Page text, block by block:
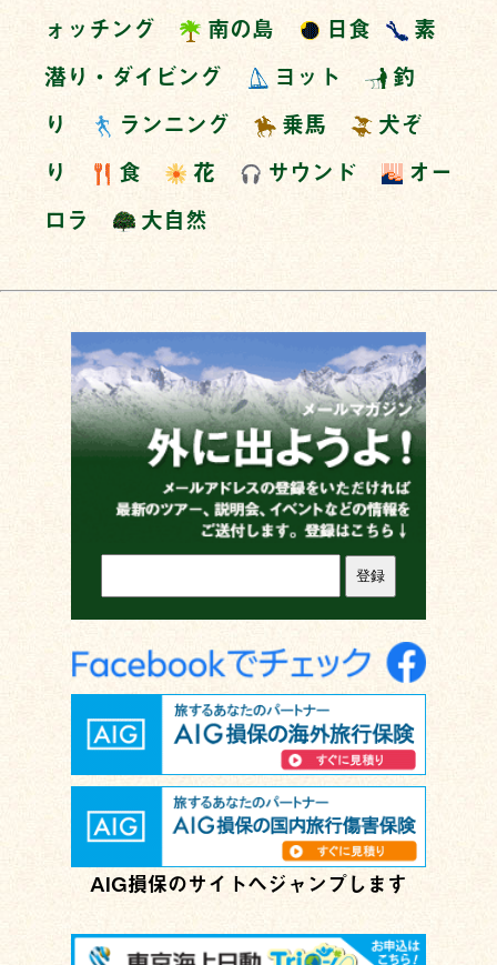
ォッチング
南の島 日食
素
潜り・ダイビング
ヨット
釣
り
ランニング 乗馬
犬ぞ
り
食 花 サウンド
オー
ロラ
大自然
AIG損保のサイトへジャンプします